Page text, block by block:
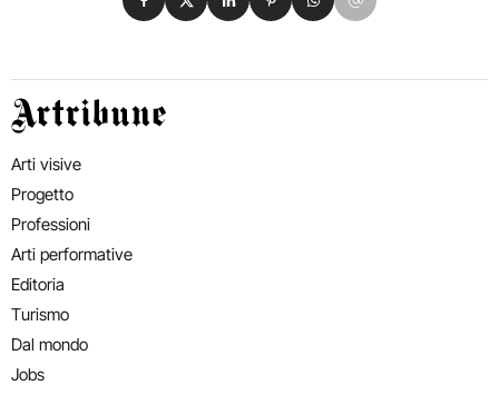
Artribune
Arti visive
Progetto
Professioni
Arti performative
Editoria
Turismo
Dal mondo
Jobs